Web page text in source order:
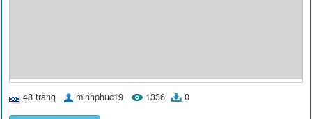
48 trang minhphuc19 1336 0